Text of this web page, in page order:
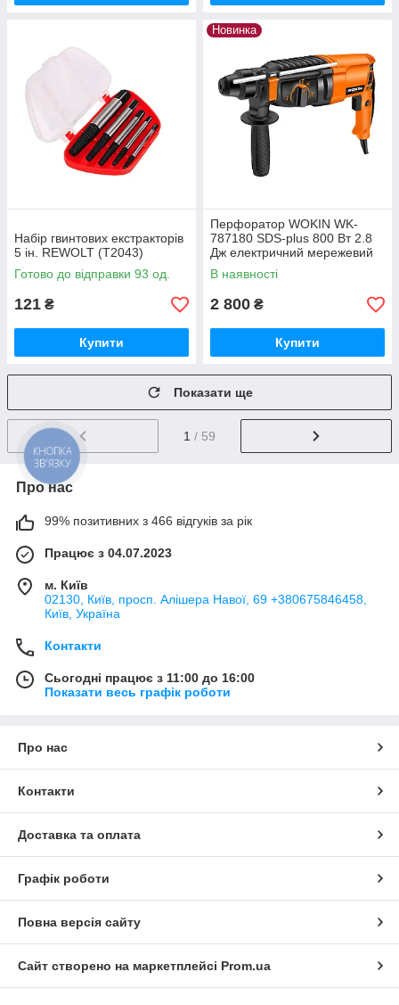
Набір гвинтових екстракторів
5 ін. REWOLT (T2043)
Готово до відправки 93 од.
121 ₴
Купити
Новинка
Перфоратор WOKIN WK-
787180 SDS-plus 800 Вт 2.8
Дж електричний мережевий
В наявності
2 800 ₴
Купити
Показати ще
1 / 59
Про нас
99% позитивних з 466 відгуків за рік
Працює з 04.07.2023
м. Київ
02130, Київ, просп. Алішера Навої, 69 +380675846458,
Київ, Україна
Контакти
Сьогодні працює з 11:00 до 16:00
Показати весь графік роботи
Про нас
Контакти
Доставка та оплата
Графік роботи
Повна версія сайту
Сайт створено на маркетплейсі Prom.ua
КНОПКА
ЗВ'ЯЗКУ